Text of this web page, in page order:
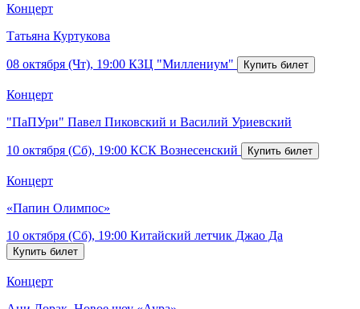
Концерт
Татьяна Куртукова
08 октября (Чт), 19:00 КЗЦ "Миллениум"
Концерт
"ПаПУри" Павел Пиковский и Василий Уриевский
10 октября (Сб), 19:00 КСК Вознесенский
Концерт
«Папин Олимпос»
10 октября (Сб), 19:00 Китайский летчик Джао Да
Концерт